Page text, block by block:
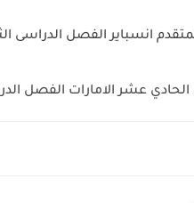
انسباير الفصل الدراسى
الحادي عشر الامارات الفصل